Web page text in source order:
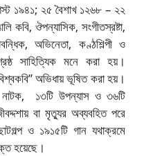
১৯৪১; ২৫ বৈশাখ ১২৬৮ – ২২
কবি, ঔপন্যাসিক, সংগীতস্রষ্টা,
অভিনেতা, কণ্ঠশিল্পী ও
সাহিত্যিক মনে করা হয়।
অভিধায় ভূষিত করা হয়।
নাটক, ১৩টি উপন্যাস ও ৩৬টি
বা মৃত্যুর অব্যবহিত পরে
ও ১৯১৫টি গান যথাক্রমে
হয়েছে।